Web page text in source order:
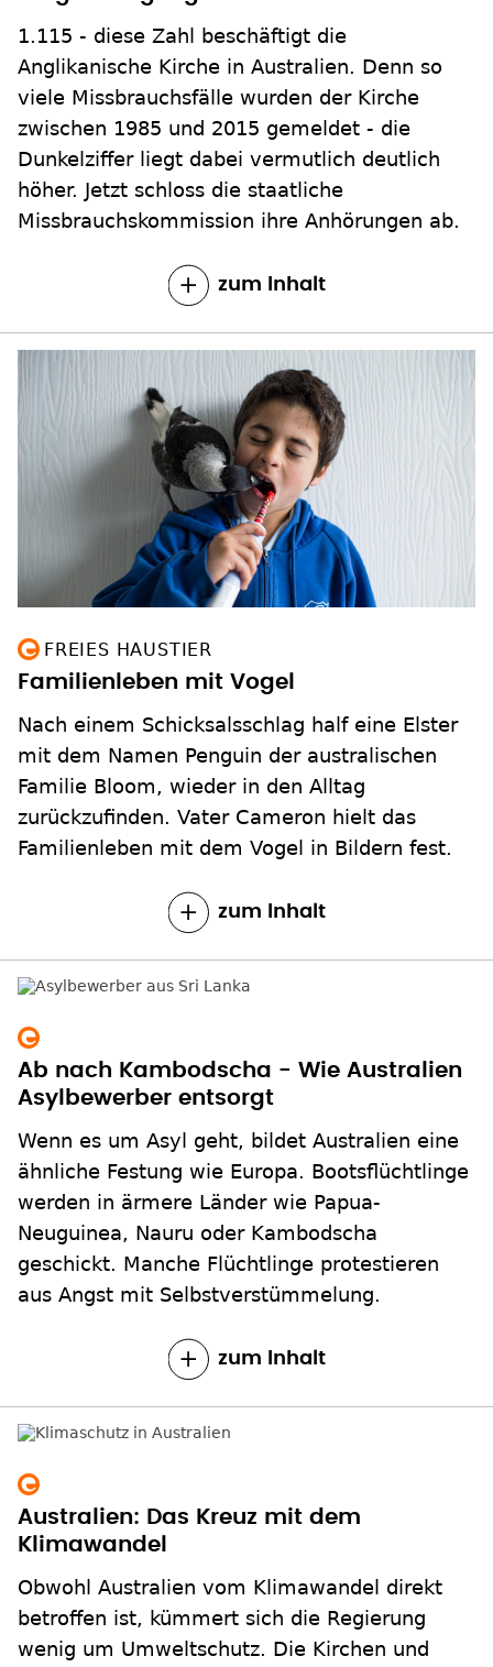
1.115 - diese Zahl beschäftigt die
Anglikanische Kirche in Australien. Denn so
viele Missbrauchsfälle wurden der Kirche
zwischen 1985 und 2015 gemeldet - die
Dunkelziffer liegt dabei vermutlich deutlich
höher. Jetzt schloss die staatliche
Missbrauchskommission ihre Anhörungen ab.
zum Inhalt
FREIES HAUSTIER
Familienleben mit Vogel
Nach einem Schicksalsschlag half eine Elster
mit dem Namen Penguin der australischen
Familie Bloom, wieder in den Alltag
zurückzufinden. Vater Cameron hielt das
Familienleben mit dem Vogel in Bildern fest.
zum Inhalt
Ab nach Kambodscha - Wie Australien
Asylbewerber entsorgt
Wenn es um Asyl geht, bildet Australien eine
ähnliche Festung wie Europa. Bootsflüchtlinge
werden in ärmere Länder wie Papua-
Neuguinea, Nauru oder Kambodscha
geschickt. Manche Flüchtlinge protestieren
aus Angst mit Selbstverstümmelung.
zum Inhalt
Australien: Das Kreuz mit dem
Klimawandel
Obwohl Australien vom Klimawandel direkt
betroffen ist, kümmert sich die Regierung
wenig um Umweltschutz. Die Kirchen und